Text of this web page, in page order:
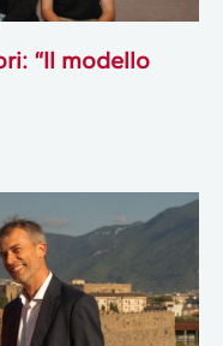
“Il modello